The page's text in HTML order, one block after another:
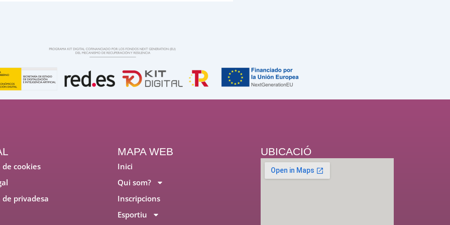
UBICACIÓ
de cookies
de privadesa
MAPA WEB
Inici
Qui som?
Inscripcions
Esportiu